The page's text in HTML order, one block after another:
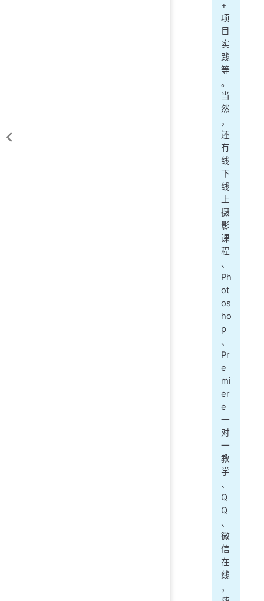
+
项
目
实
践
等
。
当
然
，
还
有
线
下
线
上
摄
影
课
程
、
Ph
ot
os
ho
p
、
Pr
e
mi
er
e
一
对
一
教
学
、
Q
Q
、
微
信
在
线
，